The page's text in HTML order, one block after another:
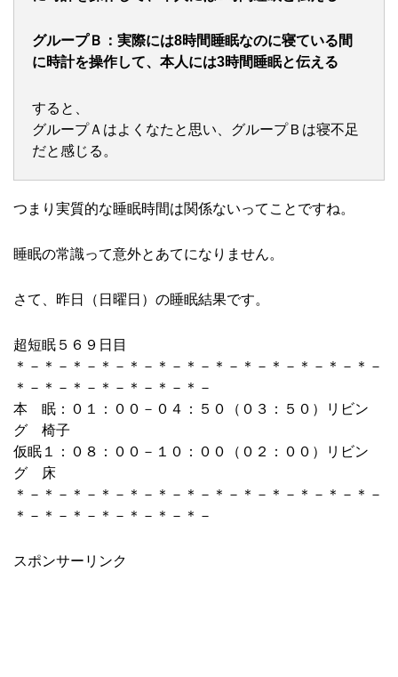
グループＢ：実際には8時間睡眠なのに寝ている間
に時計を操作して、本人には3時間睡眠と伝える
すると、
グループＡはよくなたと思い、グループＢは寝不足
だと感じる。
つまり実質的な睡眠時間は関係ないってことですね。
睡眠の常識って意外とあてになりません。
さて、昨日（日曜日）の睡眠結果です。
超短眠５６９日目
＊－＊－＊－＊－＊－＊－＊－＊－＊－＊－＊－＊－＊－
＊－＊－＊－＊－＊－＊－＊－
本 眠：０１：００－０４：５０（０３：５０）リビン
グ 椅子
仮眠１：０８：００－１０：００（０２：００）リビン
グ 床
＊－＊－＊－＊－＊－＊－＊－＊－＊－＊－＊－＊－＊－
＊－＊－＊－＊－＊－＊－＊－
スポンサーリンク